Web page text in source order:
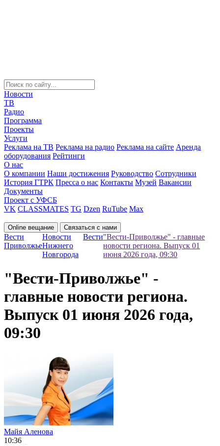
Новости
ТВ
Радио
Программа
Проекты
Услуги
Реклама на ТВ Реклама на радио Реклама на сайте Аренда
оборудования Рейтинги
О нас
О компании Наши достижения Руководство Сотрудники
История ГТРК Пресса о нас Контакты Музей Вакансии
Документы
Проект с УФСБ
VK CLASSMATES TG Dzen RuTube Max
Online вещание Связаться с нами
Вести
Приволжье
Новости
Нижнего
Новгорода
Вести"Вести-Приволжье" - главные
новости региона. Выпуск 01
июня 2026 года, 09:30
"Вести-Приволжье" -
главные новости региона.
Выпуск 01 июня 2026 года,
09:30
Майя Аленова
10:36